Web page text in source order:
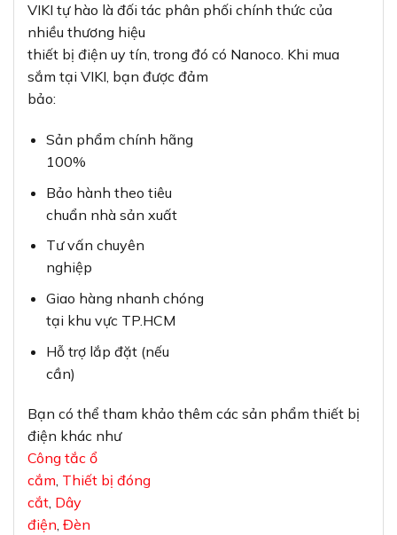
VIKI tự hào là đối tác phân phối chính thức của
nhiều thương hiệu
thiết bị điện uy tín, trong đó có Nanoco. Khi mua
sắm tại VIKI, bạn được đảm
bảo:
Sản phẩm chính hãng
100%
Bảo hành theo tiêu
chuẩn nhà sản xuất
Tư vấn chuyên
nghiệp
Giao hàng nhanh chóng
tại khu vực TP.HCM
Hỗ trợ lắp đặt (nếu
cần)
Bạn có thể tham khảo thêm các sản phẩm thiết bị
điện khác như
Công tắc ổ
cắm, Thiết bị đóng
cắt, Dây
điện, Đèn